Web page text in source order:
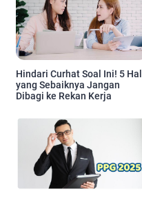
Hindari Curhat Soal Ini! 5 Hal
yang Sebaiknya Jangan
Dibagi ke Rekan Kerja